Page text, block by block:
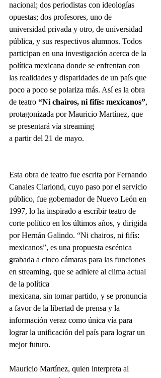
nacional; dos periodistas con ideologías
opuestas; dos profesores, uno de
universidad privada y otro, de universidad
pública, y sus respectivos alumnos. Todos
participan en una investigación acerca de la
política mexicana donde se enfrentan con
las realidades y disparidades de un país que
poco a poco se polariza más. Así es la obra
de teatro “Ni chairos, ni fifís: mexicanos”,
protagonizada por Mauricio Martínez, que
se presentará vía streaming
a partir del 21 de mayo.
Esta obra de teatro fue escrita por Fernando
Canales Clariond, cuyo paso por el servicio
público, fue gobernador de Nuevo León en
1997, lo ha inspirado a escribir teatro de
corte político en los últimos años, y dirigida
por Hernán Galindo. “Ni chairos, ni fifís:
mexicanos”, es una propuesta escénica
grabada a cinco cámaras para las funciones
en streaming, que se adhiere al clima actual
de la política
mexicana, sin tomar partido, y se pronuncia
a favor de la libertad de prensa y la
información veraz como única vía para
lograr la unificación del país para lograr un
mejor futuro.
Mauricio Martínez, quien interpreta al